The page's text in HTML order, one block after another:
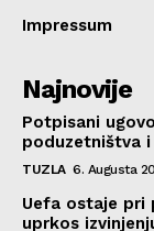
Impressum
Najnovije
Potpisani
poduzetništva i
TUZLA 6. Augusta
Uefa ostaje pri
uprkos